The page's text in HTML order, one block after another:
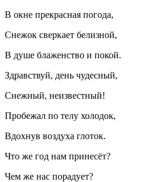
В окне прекрасная погода,
Снежок сверкает белизной,
В душе блаженство и покой.
Здравствуй, день чудесный,
Снежный, неизвестный!
Пробежал по телу холодок,
Вдохнув воздуха глоток.
Что же год нам принесёт?
Чем же нас порадует?